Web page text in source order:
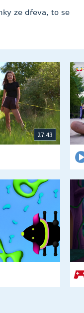
ze dřeva, to se
27:43